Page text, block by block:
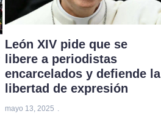
León XIV pide que se
libere a periodistas
encarcelados y defiende la
libertad de expresión
mayo 13, 2025